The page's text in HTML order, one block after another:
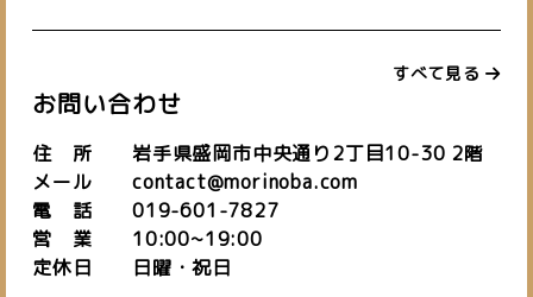
すべて見る
お問い合わせ
住 所 岩手県盛岡市中央通り2丁目10-30 2階
メール contact@morinoba.com
電 話 019-601-7827
営 業 10:00~19:00
定休日 日曜・祝日